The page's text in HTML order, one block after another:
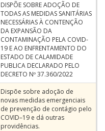
DISPÕE SOBRE ADOÇÃO DE
TODAS AS MEDIDAS SANITÁRIAS
NECESSÁRIAS À CONTENÇÃO
DA EXPANSÃO DA
CONTAMINAÇÃO PELA COVID-
19 E AO ENFRENTAMENTO DO
ESTADO DE CALAMIDADE
PUBLICA DECLARADO PELO
DECRETO Nº 37.360/2022
Dispõe sobre adoção de
novas medidas emergenciais
de prevenção de contágio pelo
COVID–19 e dá outras
providências.